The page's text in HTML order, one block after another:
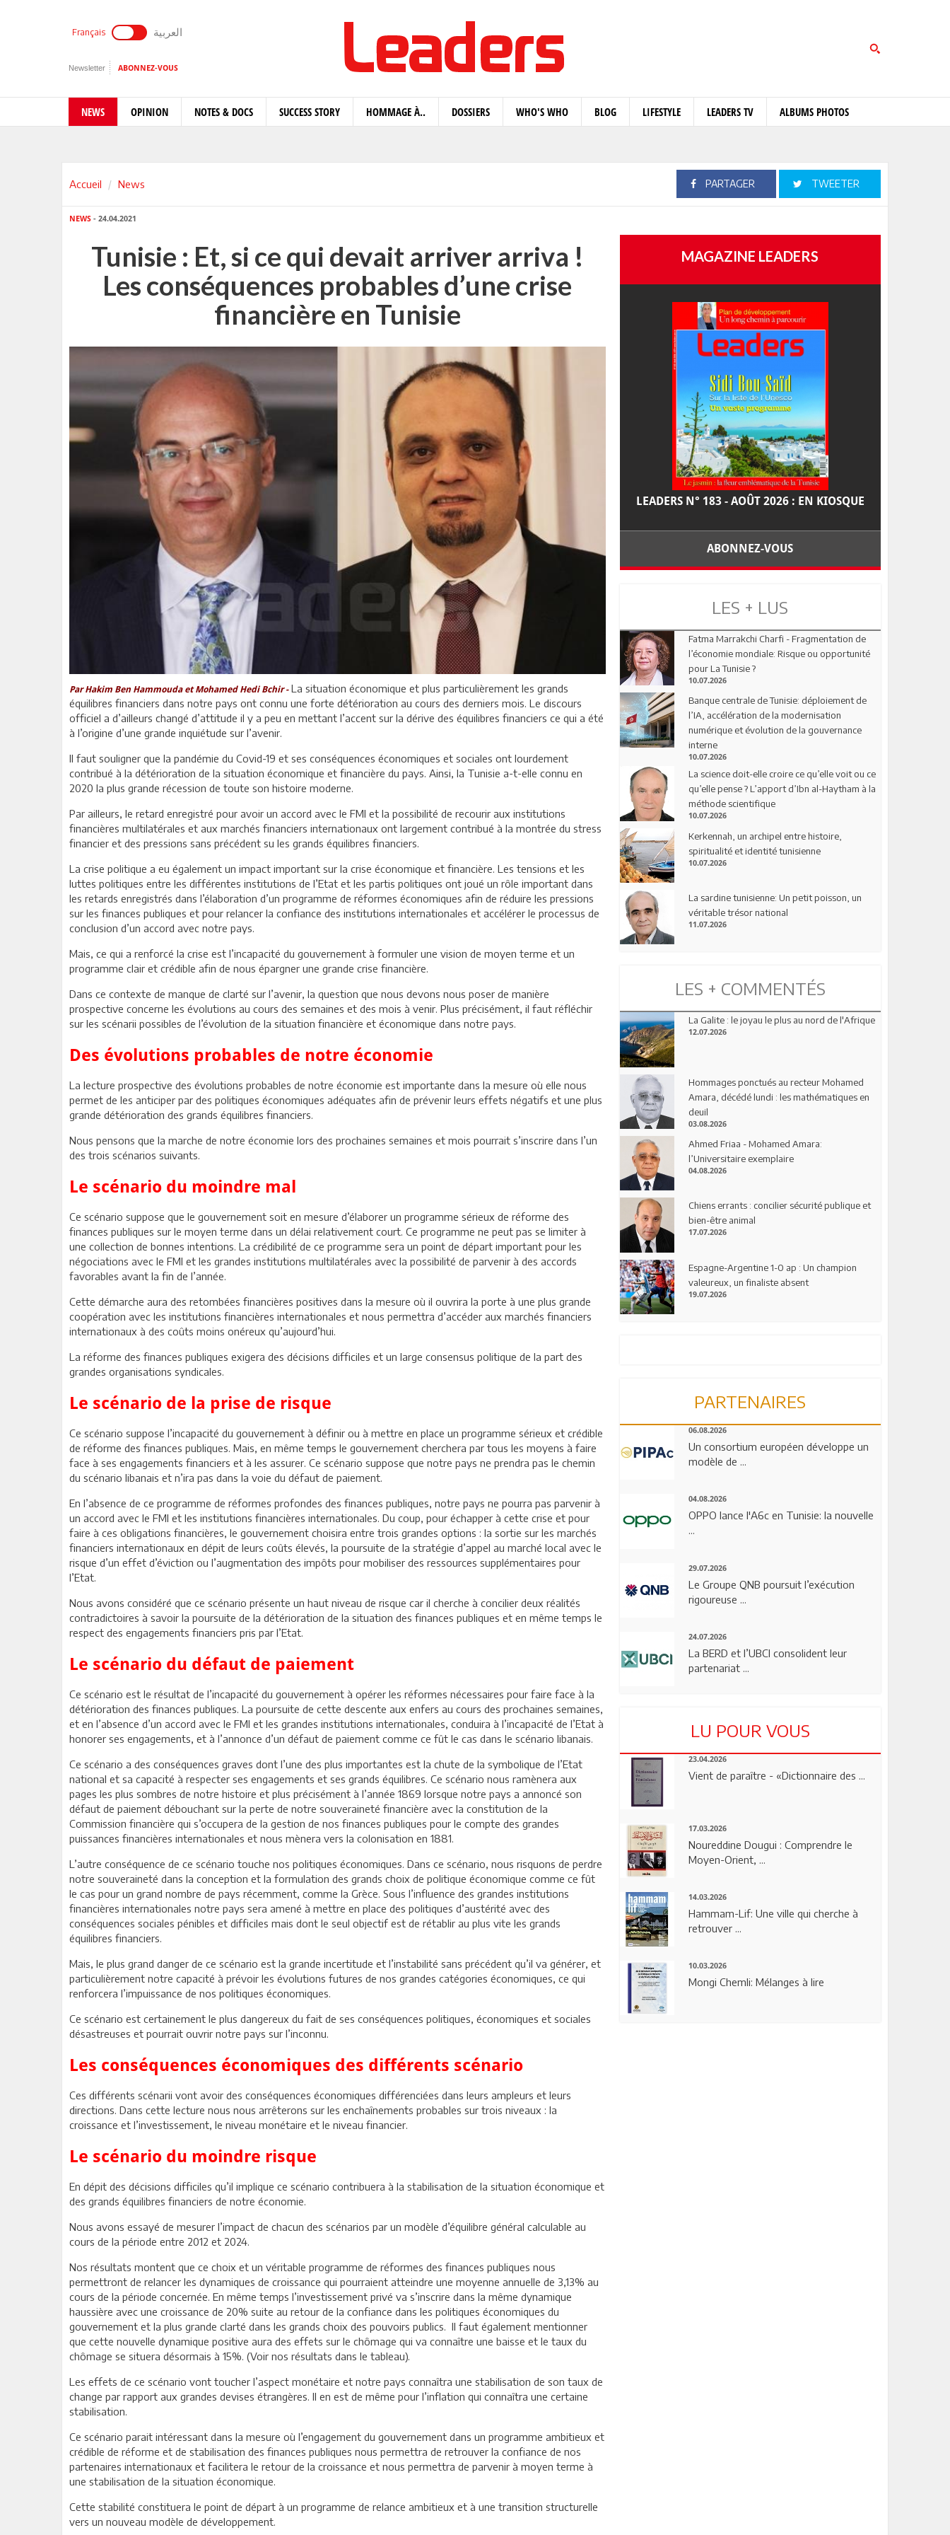
Français العربية
Newsletter ABONNEZ-VOUS
NEWS OPINION NOTES & DOCS SUCCESS STORY HOMMAGE À.. DOSSIERS WHO'S WHO BLOG LIFESTYLE LEADERS TV ALBUMS PHOTOS
Accueil News PARTAGER TWEETER
NEWS - 24.04.2021
Tunisie : Et, si ce qui devait arriver arriva !
Les conséquences probables d’une crise
financière en Tunisie
Par Hakim Ben Hammouda et Mohamed Hedi Bchir -La situation économique et plus particulièrement les grands
équilibres financiers dans notre pays ont connu une forte détérioration au cours des derniers mois. Le discours
officiel a d’ailleurs changé d’attitude il y a peu en mettant l’accent sur la dérive des équilibres financiers ce qui a été
à l’origine d’une grande inquiétude sur l’avenir.
Il faut souligner que la pandémie du Covid-19 et ses conséquences économiques et sociales ont lourdement
contribué à la détérioration de la situation économique et financière du pays. Ainsi, la Tunisie a-t-elle connu en
2020 la plus grande récession de toute son histoire moderne.
Par ailleurs, le retard enregistré pour avoir un accord avec le FMI et la possibilité de recourir aux institutions
financières multilatérales et aux marchés financiers internationaux ont largement contribué à la montrée du stress
financier et des pressions sans précédent su les grands équilibres financiers.
La crise politique a eu également un impact important sur la crise économique et financière. Les tensions et les
luttes politiques entre les différentes institutions de l’Etat et les partis politiques ont joué un rôle important dans
les retards enregistrés dans l’élaboration d’un programme de réformes économiques afin de réduire les pressions
sur les finances publiques et pour relancer la confiance des institutions internationales et accélérer le processus de
conclusion d’un accord avec notre pays.
Mais, ce qui a renforcé la crise est l’incapacité du gouvernement à formuler une vision de moyen terme et un
programme clair et crédible afin de nous épargner une grande crise financière.
Dans ce contexte de manque de clarté sur l’avenir, la question que nous devons nous poser de manière
prospective concerne les évolutions au cours des semaines et des mois à venir. Plus précisément, il faut réfléchir
sur les scénarii possibles de l’évolution de la situation financière et économique dans notre pays.
Des évolutions probables de notre économie
La lecture prospective des évolutions probables de notre économie est importante dans la mesure où elle nous
permet de les anticiper par des politiques économiques adéquates afin de prévenir leurs effets négatifs et une plus
grande détérioration des grands équilibres financiers.
Nous pensons que la marche de notre économie lors des prochaines semaines et mois pourrait s’inscrire dans l’un
des trois scénarios suivants.
Le scénario du moindre mal
Ce scénario suppose que le gouvernement soit en mesure d’élaborer un programme sérieux de réforme des
finances publiques sur le moyen terme dans un délai relativement court. Ce programme ne peut pas se limiter à
une collection de bonnes intentions. La crédibilité de ce programme sera un point de départ important pour les
négociations avec le FMI et les grandes institutions multilatérales avec la possibilité de parvenir à des accords
favorables avant la fin de l’année.
Cette démarche aura des retombées financières positives dans la mesure où il ouvrira la porte à une plus grande
coopération avec les institutions financières internationales et nous permettra d’accéder aux marchés financiers
internationaux à des coûts moins onéreux qu’aujourd’hui.
La réforme des finances publiques exigera des décisions difficiles et un large consensus politique de la part des
grandes organisations syndicales.
Le scénario de la prise de risque
Ce scénario suppose l’incapacité du gouvernement à définir ou à mettre en place un programme sérieux et crédible
de réforme des finances publiques. Mais, en même temps le gouvernement cherchera par tous les moyens à faire
face à ses engagements financiers et à les assurer. Ce scénario suppose que notre pays ne prendra pas le chemin
du scénario libanais et n’ira pas dans la voie du défaut de paiement.
En l’absence de ce programme de réformes profondes des finances publiques, notre pays ne pourra pas parvenir à
un accord avec le FMI et les institutions financières internationales. Du coup, pour échapper à cette crise et pour
faire à ces obligations financières, le gouvernement choisira entre trois grandes options : la sortie sur les marchés
financiers internationaux en dépit de leurs coûts élevés, la poursuite de la stratégie d’appel au marché local avec le
risque d’un effet d’éviction ou l’augmentation des impôts pour mobiliser des ressources supplémentaires pour
l’Etat.
Nous avons considéré que ce scénario présente un haut niveau de risque car il cherche à concilier deux réalités
contradictoires à savoir la poursuite de la détérioration de la situation des finances publiques et en même temps le
respect des engagements financiers pris par l’Etat.
Le scénario du défaut de paiement
Ce scénario est le résultat de l’incapacité du gouvernement à opérer les réformes nécessaires pour faire face à la
détérioration des finances publiques. La poursuite de cette descente aux enfers au cours des prochaines semaines,
et en l’absence d’un accord avec le FMI et les grandes institutions internationales, conduira à l’incapacité de l’Etat à
honorer ses engagements, et à l’annonce d’un défaut de paiement comme ce fût le cas dans le scénario libanais.
Ce scénario a des conséquences graves dont l’une des plus importantes est la chute de la symbolique de l’Etat
national et sa capacité à respecter ses engagements et ses grands équilibres. Ce scénario nous ramènera aux
pages les plus sombres de notre histoire et plus précisément à l’année 1869 lorsque notre pays a annoncé son
défaut de paiement débouchant sur la perte de notre souveraineté financière avec la constitution de la
Commission financière qui s’occupera de la gestion de nos finances publiques pour le compte des grandes
puissances financières internationales et nous mènera vers la colonisation en 1881.
L’autre conséquence de ce scénario touche nos politiques économiques. Dans ce scénario, nous risquons de perdre
notre souveraineté dans la conception et la formulation des grands choix de politique économique comme ce fût
le cas pour un grand nombre de pays récemment, comme la Grèce. Sous l’influence des grandes institutions
financières internationales notre pays sera amené à mettre en place des politiques d’austérité avec des
conséquences sociales pénibles et difficiles mais dont le seul objectif est de rétablir au plus vite les grands
équilibres financiers.
Mais, le plus grand danger de ce scénario est la grande incertitude et l’instabilité sans précédent qu’il va générer, et
particulièrement notre capacité à prévoir les évolutions futures de nos grandes catégories économiques, ce qui
renforcera l’impuissance de nos politiques économiques.
Ce scénario est certainement le plus dangereux du fait de ses conséquences politiques, économiques et sociales
désastreuses et pourrait ouvrir notre pays sur l’inconnu.
Les conséquences économiques des différents scénario
Ces différents scénarii vont avoir des conséquences économiques différenciées dans leurs ampleurs et leurs
directions. Dans cette lecture nous nous arrêterons sur les enchaînements probables sur trois niveaux : la
croissance et l’investissement, le niveau monétaire et le niveau financier.
Le scénario du moindre risque
En dépit des décisions difficiles qu’il implique ce scénario contribuera à la stabilisation de la situation économique et
des grands équilibres financiers de notre économie.
Nous avons essayé de mesurer l’impact de chacun des scénarios par un modèle d’équilibre général calculable au
cours de la période entre 2012 et 2024.
Nos résultats montent que ce choix et un véritable programme de réformes des finances publiques nous
permettront de relancer les dynamiques de croissance qui pourraient atteindre une moyenne annuelle de 3,13% au
cours de la période concernée. En même temps l’investissement privé va s’inscrire dans la même dynamique
haussière avec une croissance de 20% suite au retour de la confiance dans les politiques économiques du
gouvernement et la plus grande clarté dans les grands choix des pouvoirs publics. Il faut également mentionner
que cette nouvelle dynamique positive aura des effets sur le chômage qui va connaître une baisse et le taux du
chômage se situera désormais à 15%. (Voir nos résultats dans le tableau).
Les effets de ce scénario vont toucher l’aspect monétaire et notre pays connaîtra une stabilisation de son taux de
change par rapport aux grandes devises étrangères. Il en est de même pour l’inflation qui connaîtra une certaine
stabilisation.
Ce scénario parait intéressant dans la mesure où l’engagement du gouvernement dans un programme ambitieux et
crédible de réforme et de stabilisation des finances publiques nous permettra de retrouver la confiance de nos
partenaires internationaux et facilitera le retour de la croissance et nous permettra de parvenir à moyen terme à
une stabilisation de la situation économique.
Cette stabilité constituera le point de départ à un programme de relance ambitieux et à une transition structurelle
vers un nouveau modèle de développement.
MAGAZINE LEADERS
LEADERS N° 183 - AOÛT 2026 : EN KIOSQUE
ABONNEZ-VOUS
LES + LUS
Fatma Marrakchi Charfi - Fragmentation de
l’économie mondiale: Risque ou opportunité
pour La Tunisie ?
10.07.2026
Banque centrale de Tunisie: déploiement de
l’IA, accélération de la modernisation
numérique et évolution de la gouvernance
interne
10.07.2026
La science doit-elle croire ce qu’elle voit ou ce
qu’elle pense ? L’apport d’Ibn al-Haytham à la
méthode scientifique
10.07.2026
Kerkennah, un archipel entre histoire,
spiritualité et identité tunisienne
10.07.2026
La sardine tunisienne: Un petit poisson, un
véritable trésor national
11.07.2026
LES + COMMENTÉS
La Galite : le joyau le plus au nord de l'Afrique
12.07.2026
Hommages ponctués au recteur Mohamed
Amara, décédé lundi : les mathématiques en
deuil
03.08.2026
Ahmed Friaa - Mohamed Amara:
l’Universitaire exemplaire
04.08.2026
Chiens errants : concilier sécurité publique et
bien-être animal
17.07.2026
Espagne-Argentine 1-0 ap : Un champion
valeureux, un finaliste absent
19.07.2026
PARTENAIRES
06.08.2026
Un consortium européen développe un
modèle de ...
04.08.2026
OPPO lance l'A6c en Tunisie: la nouvelle
...
29.07.2026
Le Groupe QNB poursuit l’exécution
rigoureuse ...
24.07.2026
La BERD et l’UBCI consolident leur
partenariat ...
LU POUR VOUS
23.04.2026
Vient de paraître - «Dictionnaire des ...
17.03.2026
Noureddine Dougui : Comprendre le
Moyen-Orient, ...
14.03.2026
Hammam-Lif: Une ville qui cherche à
retrouver ...
10.03.2026
Mongi Chemli: Mélanges à lire